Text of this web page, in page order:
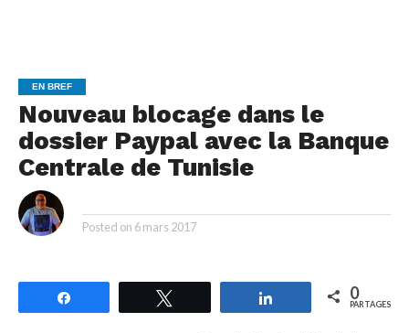
EN BREF
Nouveau blocage dans le
dossier Paypal avec la Banque
Centrale de Tunisie
Posted on 6 mars 2017
Partagez 0
PARTAGES